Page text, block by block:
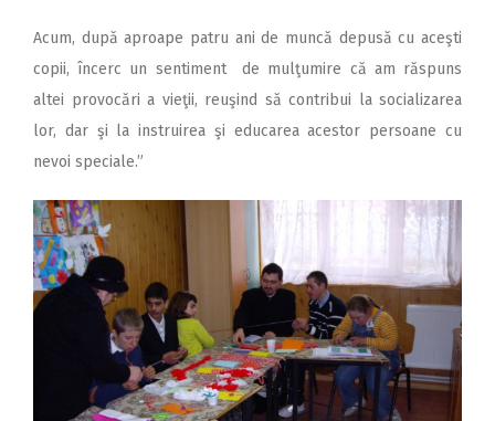
Acum, după aproape patru ani de muncă depusă cu aceşti
copii, încerc un sentiment de mulţumire că am răspuns
altei provocări a vieţii, reuşind să contribui la socializarea
lor, dar şi la instruirea şi educarea acestor persoane cu
nevoi speciale.”